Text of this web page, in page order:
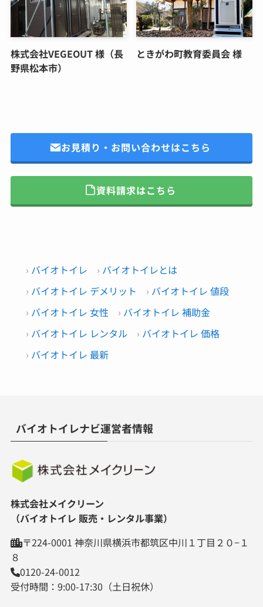
株式会社VEGEOUT 様（長
野県松本市）
ときがわ町教育委員会 様
お見積り・お問い合わせはこちら
資料請求はこちら
バイオトイレ
バイオトイレとは
バイオトイレ デメリット
バイオトイレ 値段
バイオトイレ 女性
バイオトイレ 補助金
バイオトイレ レンタル
バイオトイレ 価格
バイオトイレ 最新
バイオトイレナビ運営者情報
株式会社メイクリーン
（バイオトイレ 販売・レンタル事業）
〒224-0001 神奈川県横浜市都筑区中川１丁目２０−１
８
0120-24-0012
受付時間：9:00-17:30（土日祝休）